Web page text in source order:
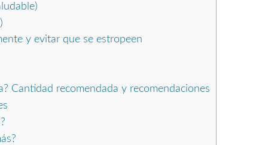
y evitar que se estropeen
Cantidad recomendada y recomendaciones